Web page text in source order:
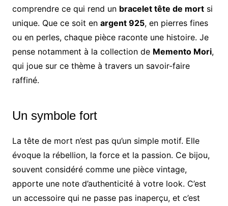
comprendre ce qui rend un bracelet tête de mortsi
unique. Que ce soit en argent 925, en pierres fines
ou en perles, chaque pièce raconte une histoire. Je
pense notamment à la collection de Memento Mori,
qui joue sur ce thème à travers un savoir-faire
raffiné.
Un symbole fort
La tête de mort n’est pas qu’un simple motif. Elle
évoque la rébellion, la force et la passion. Ce bijou,
souvent considéré comme une pièce vintage,
apporte une note d’authenticité à votre look. C’est
un accessoire qui ne passe pas inaperçu, et c’est